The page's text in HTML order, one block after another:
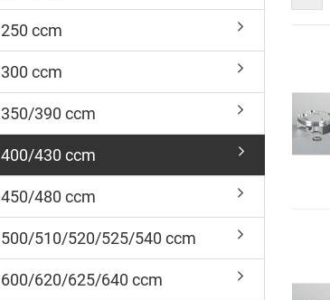
250 ccm
300 ccm
350/390 ccm
400/430 ccm
450/480 ccm
500/510/520/525/540 ccm
600/620/625/640 ccm